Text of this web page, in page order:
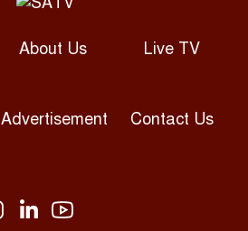
রাজনৈতিক সম্পৃক্ততা যেন চিকিৎসা
দেশের ওপর ১০০% শুল্কের পথে
লুট: দুই আসামি গ্রেপ্তার
About Us Live TV
Advertisement Contact Us